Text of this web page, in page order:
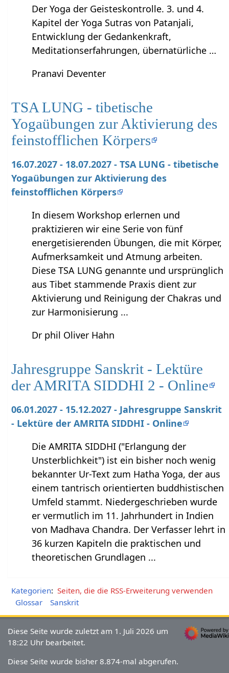
Der Yoga der Geisteskontrolle. 3. und 4.
Kapitel der Yoga Sutras von Patanjali,
Entwicklung der Gedankenkraft,
Meditationserfahrungen, übernatürliche …
Pranavi Deventer
TSA LUNG - tibetische
Yogaübungen zur Aktivierung des
feinstofflichen Körpers
16.07.2027 - 18.07.2027 - TSA LUNG - tibetische
Yogaübungen zur Aktivierung des
feinstofflichen Körpers
In diesem Workshop erlernen und
praktizieren wir eine Serie von fünf
energetisierenden Übungen, die mit Körper,
Aufmerksamkeit und Atmung arbeiten.
Diese TSA LUNG genannte und ursprünglich
aus Tibet stammende Praxis dient zur
Aktivierung und Reinigung der Chakras und
zur Harmonisierung ...
Dr phil Oliver Hahn
Jahresgruppe Sanskrit - Lektüre
der AMRITA SIDDHI 2 - Online
06.01.2027 - 15.12.2027 - Jahresgruppe Sanskrit
- Lektüre der AMRITA SIDDHI - Online
Die AMRITA SIDDHI ("Erlangung der
Unsterblichkeit") ist ein bisher noch wenig
bekannter Ur-Text zum Hatha Yoga, der aus
einem tantrisch orientierten buddhistischen
Umfeld stammt. Niedergeschrieben wurde
er vermutlich im 11. Jahrhundert in Indien
von Madhava Chandra. Der Verfasser lehrt in
36 kurzen Kapiteln die praktischen und
theoretischen Grundlagen ...
Kategorien: Seiten, die die RSS-Erweiterung verwenden
Glossar
Sanskrit
Diese Seite wurde zuletzt am 1. Juli 2026 um
18:22 Uhr bearbeitet.
Diese Seite wurde bisher 8.874-mal abgerufen.